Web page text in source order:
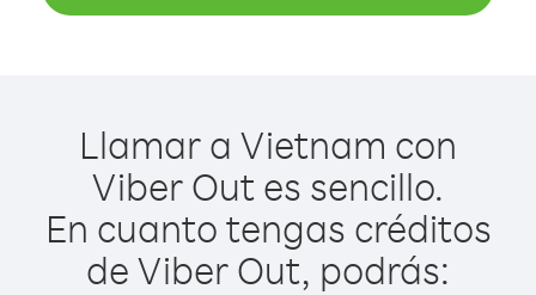
Llamar a Vietnam con
Viber Out es sencillo.
En cuanto tengas créditos
de Viber Out, podrás: